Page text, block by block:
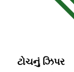
ટોચનું ઝિપર